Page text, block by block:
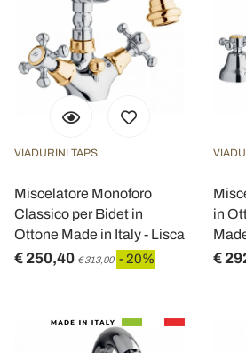
VIADURINI TAPS
Miscelatore Monoforo
Classico per Bidet in
Ottone Made in Italy - Lisca
€ 250,40 € 313,00 - 20%
in
€